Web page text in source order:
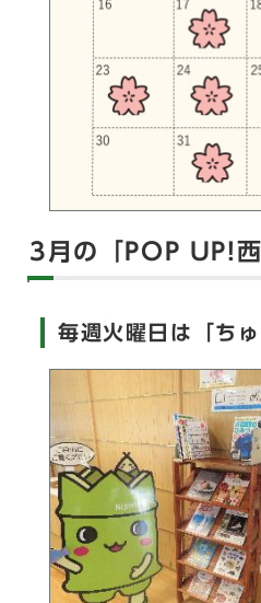
3月の「POP UP!西
毎週火曜日は「ち